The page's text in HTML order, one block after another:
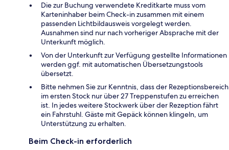
Die zur Buchung verwendete Kreditkarte muss vom
Karteninhaber beim Check-in zusammen mit einem
passenden Lichtbildausweis vorgelegt werden.
Ausnahmen sind nur nach vorheriger Absprache mit der
Unterkunft möglich.
Von der Unterkunft zur Verfügung gestellte Informationen
werden ggf. mit automatischen Übersetzungstools
übersetzt.
Bitte nehmen Sie zur Kenntnis, dass der Rezeptionsbereich
im ersten Stock nur über 27 Treppenstufen zu erreichen
ist. In jedes weitere Stockwerk über der Rezeption fährt
ein Fahrstuhl. Gäste mit Gepäck können klingeln, um
Unterstützung zu erhalten.
Beim Check-in erforderlich